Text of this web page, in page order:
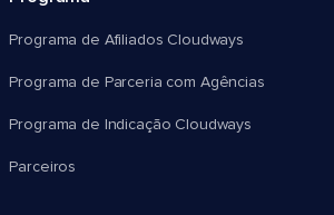
Programa de Afiliados Cloudways
Programa de Parceria com Agências
Programa de Indicação Cloudways
Parceiros